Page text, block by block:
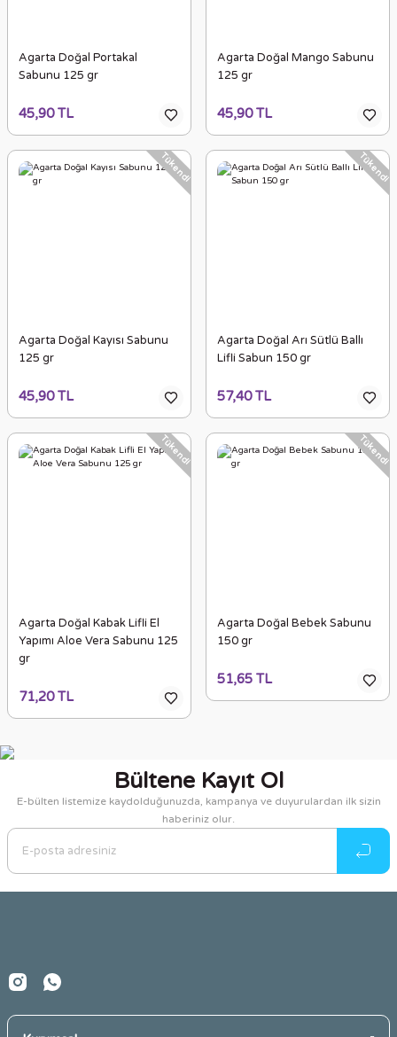
Agarta Doğal Portakal
Sabunu 125 gr
45,90 TL
Agarta Doğal Mango Sabunu
125 gr
45,90 TL
Tükendi
Agarta Doğal Kayısı Sabunu
125 gr
45,90 TL
Tükendi
Agarta Doğal Arı Sütlü Ballı
Lifli Sabun 150 gr
57,40 TL
Tükendi
Agarta Doğal Kabak Lifli El
Yapımı Aloe Vera Sabunu 125
gr
71,20 TL
Tükendi
Agarta Doğal Bebek Sabunu
150 gr
51,65 TL
Bültene Kayıt Ol
E-bülten listemize kaydolduğunuzda, kampanya ve duyurulardan ilk sizin
haberiniz olur.